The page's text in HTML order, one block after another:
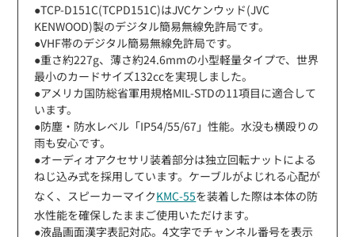
●TCP-D151C(TCPD151C)はJVCケンウッド(JVC
KENWOOD)製のデジタル簡易無線免許局です。
●VHF帯のデジタル簡易無線免許局です。
●重さ約227g、薄さ約24.6mmの小型軽量タイプで、世界
最小のカードサイズ132ccを実現しました。
●アメリカ国防総省軍用規格MIL-STDの11項目に適合して
います。
●防塵・防水レベル「IP54/55/67」性能。水没も横殴りの
雨も安心です。
●オーディオアクセサリ装着部分は独立回転ナットによる
ねじ込み式を採用しています。ケーブルがよじれる心配が
なく、スピーカーマイクKMC-55を装着した際は本体の防
水性能を確保したままご使用いただけます。
●液晶画面漢字表記対応。4文字でチャンネル番号を表示